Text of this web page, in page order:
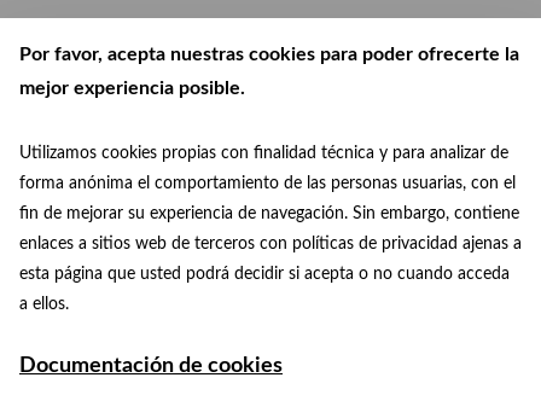
Por favor, acepta nuestras cookies para poder ofrecerte la
mejor experiencia posible.
Utilizamos cookies propias con finalidad técnica y para analizar de
forma anónima el comportamiento de las personas usuarias, con el
fin de mejorar su experiencia de navegación. Sin embargo, contiene
enlaces a sitios web de terceros con políticas de privacidad ajenas a
esta página que usted podrá decidir si acepta o no cuando acceda
a ellos.
Documentación de cookies